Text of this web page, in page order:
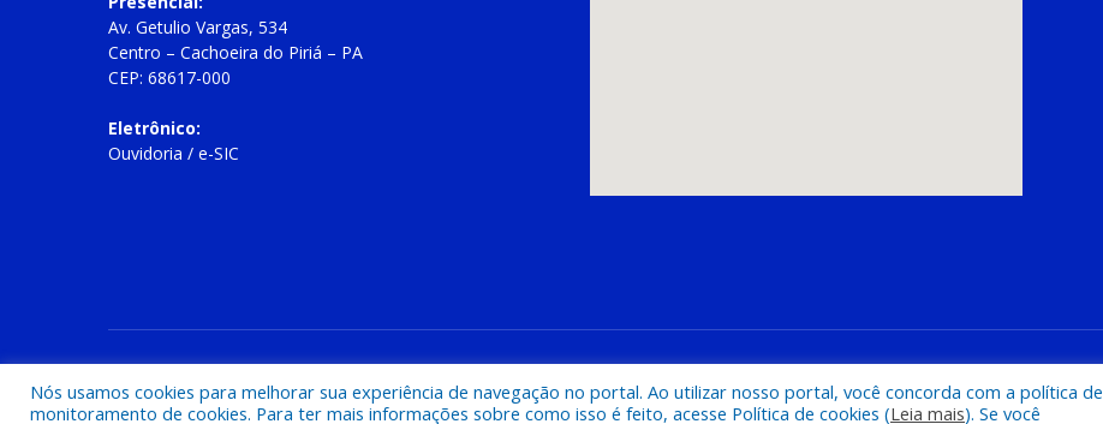
Av. Getulio Vargas, 534
Centro – Cachoeira do Piriá – PA
CEP: 68617-000
Eletrônico:
Ouvidoria / e-SIC
Nós usamos cookies para melhorar sua experiência de navegação no portal. Ao utilizar nosso portal, você concorda com a política de
monitoramento de cookies. Para ter mais informações sobre como isso é feito, acesse Política de cookies (Leia mais). Se você